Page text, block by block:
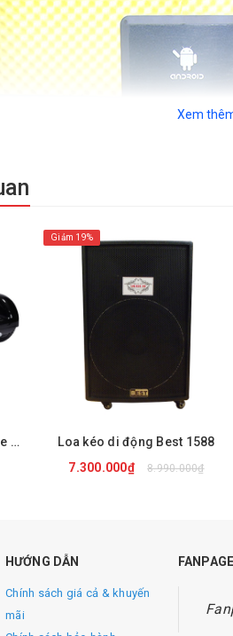
dây,1 dây sạc
Xem
Xe Cân Bằng Smart Balance Wheel ROHS
Giảm 19%
Loa kéo di động Best 1588
7.300.000₫
8.990.000₫
HƯỚNG DẪN
Chính sách giá cả & khuyến
mãi
FANPAGE